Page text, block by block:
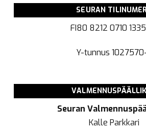
SEURAN
FI80 8212 0710
Y-tunnus
Seuran
Kalle Parkkari